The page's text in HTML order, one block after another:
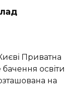
Приватна
освіти
на